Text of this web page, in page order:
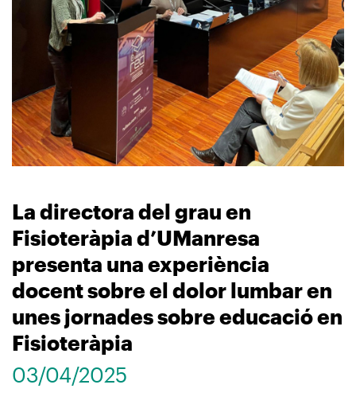
La directora del grau en
Fisioteràpia d’UManresa
presenta una experiència
docent sobre el dolor lumbar en
unes jornades sobre educació en
Fisioteràpia
03/04/2025